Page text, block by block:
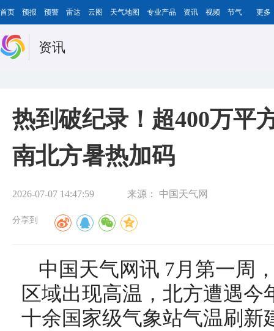
首页 预报 预警 雷达 云图 天气地图 专业产品 资讯 视频 节气 更多
资讯
热到破纪录！超400万平
南北方暑热加码
2026-07-07 14:47:59 来源： 中国天气网
分享到
中国天气网讯 7月第一周
区域出现高温，北方遭遇
十余国家级气象站气温刷新